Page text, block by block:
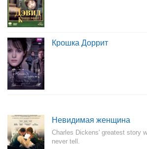
Крошка Доррит
Невидимая женщина
Charles Dickens' greatest story
never tell.